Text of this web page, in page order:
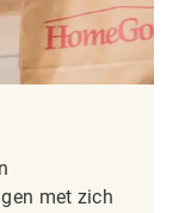
met zich